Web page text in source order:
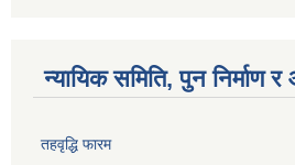
न्यायिक समिति, पुन
तहवृद्धि फारम